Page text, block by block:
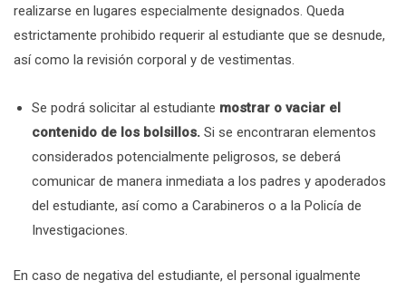
realizarse en lugares especialmente designados. Queda
estrictamente prohibido requerir al estudiante que se desnude,
así como la revisión corporal y de vestimentas.
Se podrá solicitar al estudiante mostrar o vaciar el
contenido de los bolsillos. Si se encontraran elementos
considerados potencialmente peligrosos, se deberá
comunicar de manera inmediata a los padres y apoderados
del estudiante, así como a Carabineros o a la Policía de
Investigaciones.
En caso de negativa del estudiante, el personal igualmente